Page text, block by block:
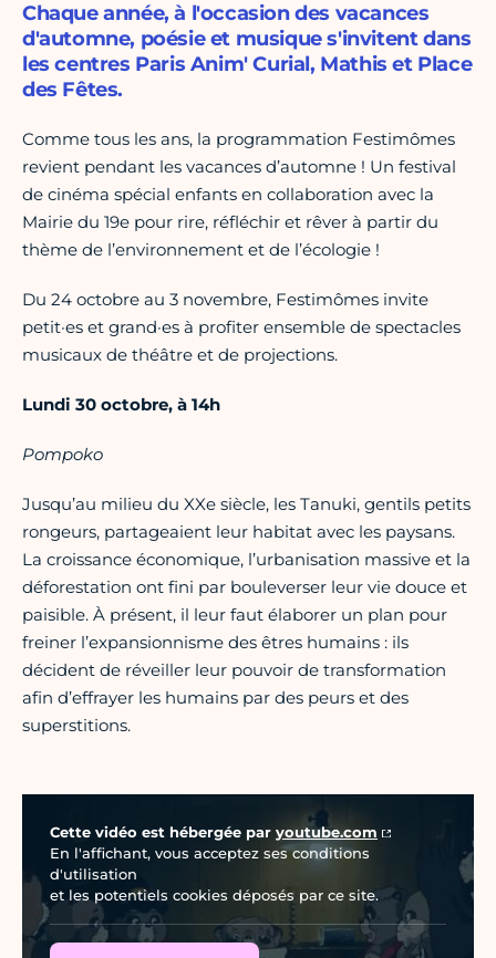
Chaque année, à l'occasion des vacances
d'automne, poésie et musique s'invitent dans
les centres Paris Anim' Curial, Mathis et Place
des Fêtes.
Comme tous les ans, la programmation Festimômes
revient pendant les vacances d’automne ! Un festival
de cinéma spécial enfants en collaboration avec la
Mairie du 19e pour rire, réfléchir et rêver à partir du
thème de l’environnement et de l’écologie !
Du 24 octobre au 3 novembre, Festimômes invite
petit·es et grand·es à profiter ensemble de spectacles
musicaux de théâtre et de projections.
Lundi 30 octobre, à 14h
Pompoko
Jusqu’au milieu du XXe siècle, les Tanuki, gentils petits
rongeurs, partageaient leur habitat avec les paysans.
La croissance économique, l’urbanisation massive et la
déforestation ont fini par bouleverser leur vie douce et
paisible. À présent, il leur faut élaborer un plan pour
freiner l’expansionnisme des êtres humains : ils
décident de réveiller leur pouvoir de transformation
afin d’effrayer les humains par des peurs et des
superstitions.
Cette vidéo est hébergée par youtube.com
En l'affichant, vous acceptez ses conditions
d'utilisation
et les potentiels cookies déposés par ce site.